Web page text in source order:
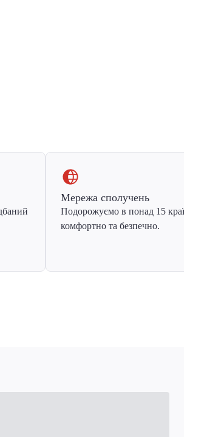
Мережа сполучень
Подорожуємо в понад 15 країн Європи
комфортно та безпечно.